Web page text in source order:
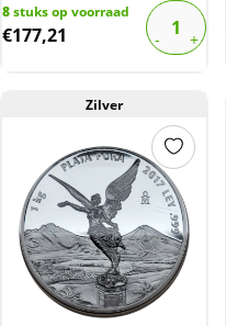
8stuks op voorraad
€177,21
Zilver